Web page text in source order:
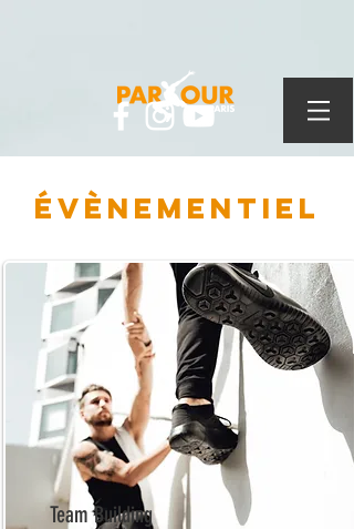
évènementIEL
Team Building